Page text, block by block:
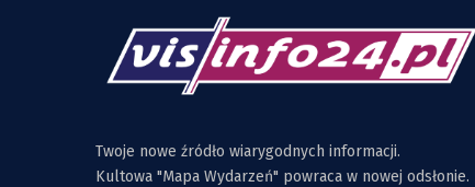
Twoje nowe źródło wiarygodnych informacji.
Kultowa "Mapa Wydarzeń" powraca w nowej odsłonie.